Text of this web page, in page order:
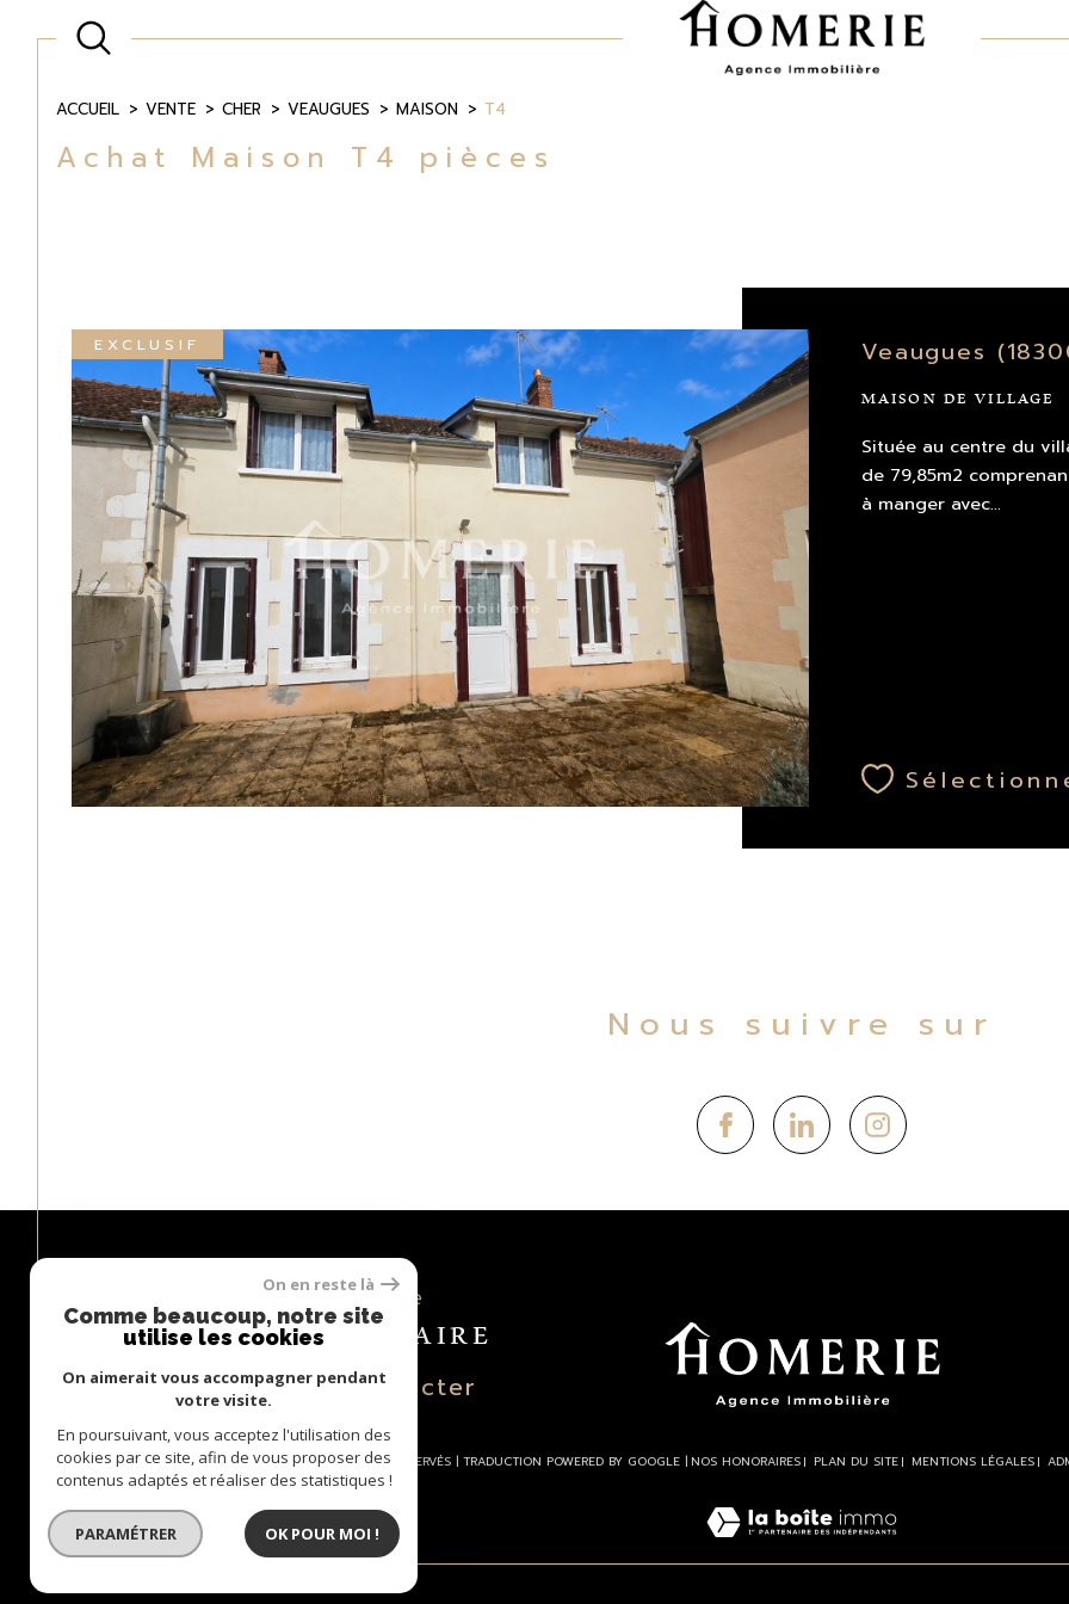
ACCUEIL VENTE CHER VEAUGUES MAISON T4
Achat Maison T4 pièces
Veaugues
MAISON DE VILLAGE
Située au centre du
de 79,85m2
à manger avec...
EXCLUSIF
Nous suivre sur
Espace
PROPRIÉTAIRE
se connecter
© 2026 | TOUS DROITS RÉSERVÉS | TRADUCTION POWERED BY GOOGLE | NOS HONORAIRES PLAN DU SITE MENTIONS LÉGALES
On en reste là
Comme beaucoup, notre site
utilise les cookies
On aimerait vous accompagner pendant
votre visite.
En poursuivant, vous acceptez l'utilisation des
cookies par ce site, afin de vous proposer des
contenus adaptés et réaliser des statistiques !
PARAMÉTRER OK POUR MOI !